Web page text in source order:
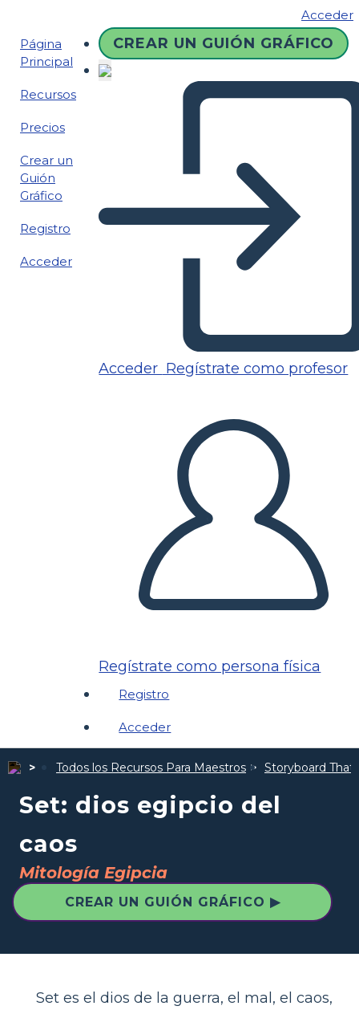
Acceder
Página
Principal
Recursos
Precios
Crear un
Guión
Gráfico
Registro
Acceder
CREAR UN GUIÓN GRÁFICO
Acceder Regístrate como profesor
Regístrate como persona física
Registro
Acceder
Todos los Recursos Para Maestros Storyboard That
Set: dios egipcio del
caos
Mitología Egipcia
CREAR UN GUIÓN GRÁFICO ▶
Set es el dios de la guerra, el mal, el caos,